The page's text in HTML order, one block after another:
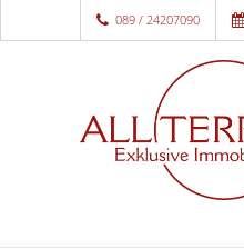
089 / 24207090